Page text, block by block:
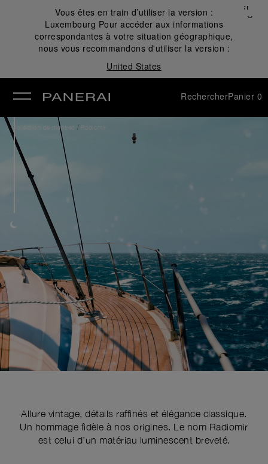
Vous êtes en train d’utiliser la version :
Luxembourg Pour accéder aux informations
correspondantes à votre situation géographique,
nous vous recommandons d'utiliser la version :
United States
Fermer
✕
RechercherPanier 0
Collection de montres / Radiomir
Allure vintage, détails raffinés et élégance classique.
Un hommage fidèle à nos origines. Le nom Radiomir
est celui d’un matériau luminescent breveté.